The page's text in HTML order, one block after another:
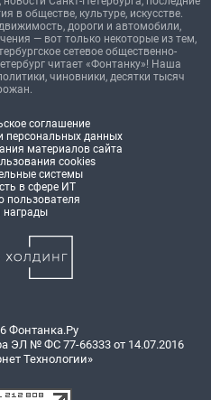
в обществе, культуре, искусстве.
дороги и автомобили,
— вот только некоторые из тем,
сетевое общественно-
читает «Фонтанку»! Наша
чиновники, десятки тысяч
соглашение
персональных данных
материалов сайта
cookies
системы
в сфере ИТ
пользователя
Фонтанка.Ру
ЭЛ № ФС 77-66333 от 14.07.2016
Технологии»